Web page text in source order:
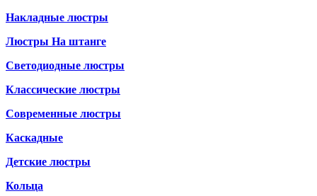
Накладные люстры
Люстры На штанге
Светодиодные люстры
Классические люстры
Современные люстры
Каскадные
Детские люстры
Кольца